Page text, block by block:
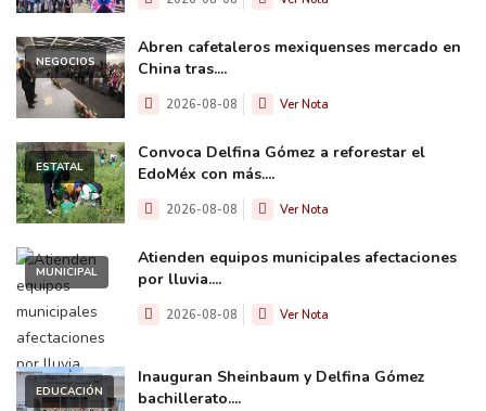
NEGOCIOS
Abren cafetaleros mexiquenses mercado en
China tras....
2026-08-08 Ver Nota
ESTATAL
Convoca Delfina Gómez a reforestar el
EdoMéx con más....
2026-08-08 Ver Nota
MUNICIPAL
Atienden equipos municipales afectaciones
por lluvia....
2026-08-08 Ver Nota
EDUCACIÓN
Inauguran Sheinbaum y Delfina Gómez
bachillerato....